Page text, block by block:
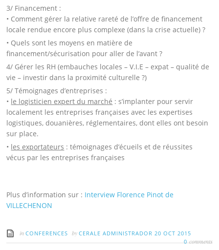
3/ Financement :
• Comment gérer la relative rareté de l’offre de financement
locale rendue encore plus complexe (dans la crise actuelle) ?
• Quels sont les moyens en matière de
financement/sécurisation pour aller de l’avant ?
4/ Gérer les RH (embauches locales – V.I.E – expat – qualité de
vie – investir dans la proximité culturelle ?)
5/Témoignages d’entreprises :
• le logisticien expert du marché : s’implanter pour servir
localement les entreprises françaises avec les expertises
logistiques, douanières, réglementaires, dont elles ont besoin
sur place.
• les exportateurs : témoignages d’écueils et de réussites
vécus par les entreprises françaises
Plus d’information sur : Interview Florence Pinot de
VILLECHENON
inCONFERENCES byCERALE ADMINISTRADOR 20 OCT 2015
0 comments